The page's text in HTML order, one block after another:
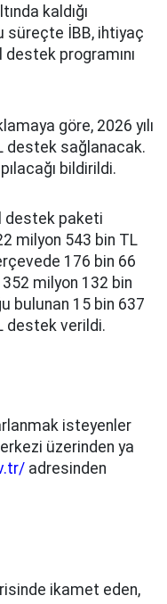
kaldığı
süreçte İBB, ihtiyaç
programını
göre, 2026 yılı
destek sağlanacak.
bildirildi.
destek paketi
milyon 543 bin TL
176 bin 66
milyon 132 bin
bulunan 15 bin 637
destek verildi.
isteyenler
üzerinden ya
adresinden
ikamet eden,